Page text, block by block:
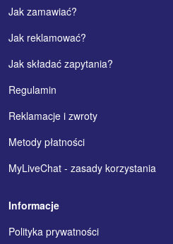
Jak zamawiać?
Jak reklamować?
Jak składać zapytania?
Regulamin
Reklamacje i zwroty
Metody płatności
MyLiveChat - zasady korzystania
Informacje
Polityka prywatności